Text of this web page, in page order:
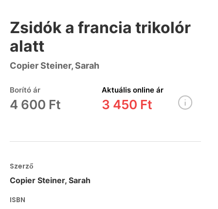
Zsidók a francia trikolór
alatt
Copier Steiner, Sarah
Borító ár
4 600 Ft
Aktuális online ár
3 450 Ft
Szerző
Copier Steiner, Sarah
ISBN